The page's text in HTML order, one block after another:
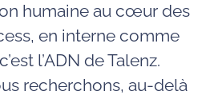
humaine au cœur des
en interne comme
l’ADN de Talenz.
recherchons, au-delà